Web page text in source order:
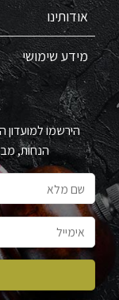
אודותינו
מידע שימושי
הירשמו למועדון
הנחות,